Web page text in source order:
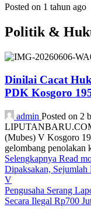
Posted on 1 tahun ago
Politik &
Dinilai Cacat
PDK Kosgoro
admin Posted on 2
(Mubes) V Kosgoro
gelombang penolakan
Selengkapnya Read
Dipaksakan,
V
Pengusaha Serang
Secara Ilegal Rp700